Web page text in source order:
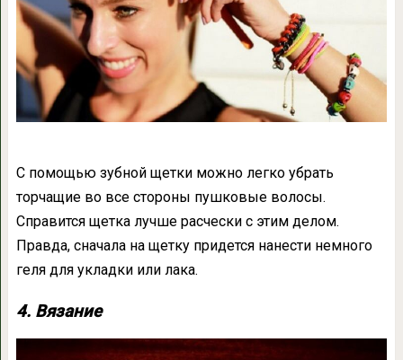
С помощью зубной щетки можно легко убрать
торчащие во все стороны пушковые волосы.
Справится щетка лучше расчески с этим делом.
Правда, сначала на щетку придется нанести немного
геля для укладки или лака.
4. Вязание